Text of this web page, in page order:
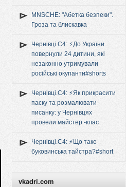
MNSCHE: "Абетка безпеки".
Гроза та блискавка
Чернівці.C4: ⚡️До України
повернули 24 дитини, які
незаконно утримували
російські окупанти#shorts
Чернівці.C4: ⚡️Як прикрасити
паску та розмалювати
писанку: у Чернівцях
провели майстер -клас
Чернівці.C4: ⚡️Що таке
буковинська тайстра?#short
vkadri.com